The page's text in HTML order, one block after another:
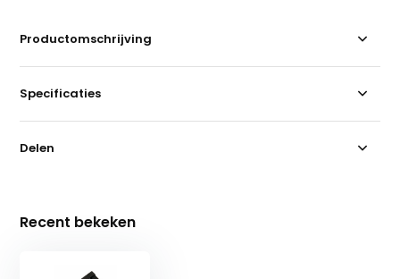
Productomschrijving
Specificaties
Delen
Recent bekeken